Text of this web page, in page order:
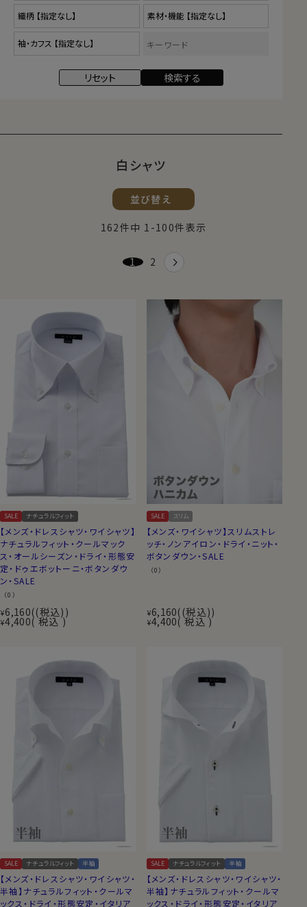
白シャツ
並び替え
162件中 1 -100件表示
1 2
SALE ナチュラルフィット
【メンズ・ドレスシャツ・ワイシャツ】
ナチュラルフィット・クールマック
ス・オールシーズン・ドライ・形態安
定・ドゥエボットーニ・ボタンダウ
ン・SALE
（0）
¥6,160 (税込)
¥4,400 税込
SALE スリム
【メンズ・ワイシャツ】スリムストレ
ッチ・ノンアイロン・ドライ・ニット・
ボタンダウン・SALE
（0）
¥6,160 (税込)
¥4,400 税込
SALE ナチュラルフィット 半袖
【メンズ・ドレスシャツ・ワイシャツ・
半袖】ナチュラルフィット・クールマ
ックス・ドライ・形態安定・イタリア
SALE ナチュラルフィット 半袖
【メンズ・ドレスシャツ・ワイシャツ・
半袖】ナチュラルフィット・クールマ
ックス・ドライ・形態安定・イタリア